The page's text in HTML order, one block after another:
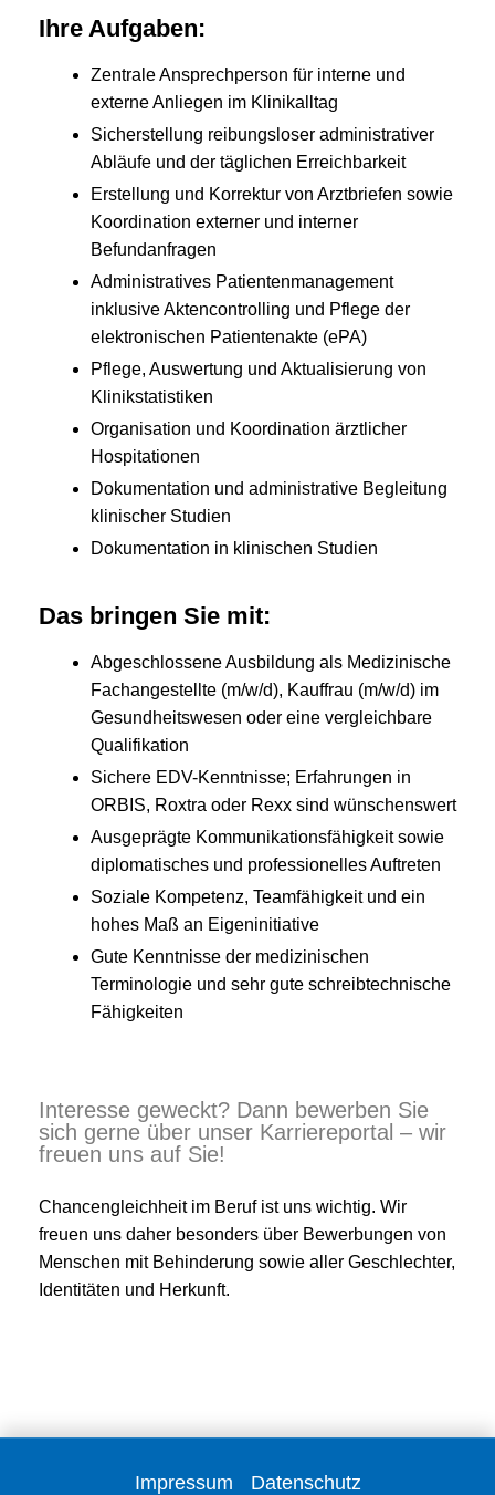
Ihre Aufgaben:
Zentrale Ansprechperson für interne und
externe Anliegen im Klinikalltag
Sicherstellung reibungsloser administrativer
Abläufe und der täglichen Erreichbarkeit
Erstellung und Korrektur von Arztbriefen sowie
Koordination externer und interner
Befundanfragen
Administratives Patientenmanagement
inklusive Aktencontrolling und Pflege der
elektronischen Patientenakte (ePA)
Pflege, Auswertung und Aktualisierung von
Klinikstatistiken
Organisation und Koordination ärztlicher
Hospitationen
Dokumentation und administrative Begleitung
klinischer Studien
Dokumentation in klinischen Studien
Das bringen Sie mit:
Abgeschlossene Ausbildung als Medizinische
Fachangestellte (m/w/d), Kauffrau (m/w/d) im
Gesundheitswesen oder eine vergleichbare
Qualifikation
Sichere EDV-Kenntnisse; Erfahrungen in
ORBIS, Roxtra oder Rexx sind wünschenswert
Ausgeprägte Kommunikationsfähigkeit sowie
diplomatisches und professionelles Auftreten
Soziale Kompetenz, Teamfähigkeit und ein
hohes Maß an Eigeninitiative
Gute Kenntnisse der medizinischen
Terminologie und sehr gute schreibtechnische
Fähigkeiten
Interesse geweckt? Dann bewerben Sie
sich gerne über unser Karriereportal – wir
freuen uns auf Sie!
Chancengleichheit im Beruf ist uns wichtig. Wir
freuen uns daher besonders über Bewerbungen von
Menschen mit Behinderung sowie aller Geschlechter,
Identitäten und Herkunft.
Impressum Datenschutz